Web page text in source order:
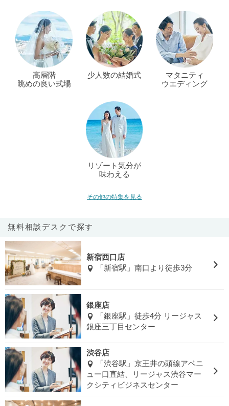
高層階
眺めの良い式場
少人数の結婚式
マタニティ
ウエディング
リゾート気分が
味わえる
その他の特集を見る
無料相談デスクで探す
新宿西口店
「新宿駅」南口より徒歩3分
銀座店
「銀座駅」徒歩4分 リージャス
銀座三丁目センター
渋谷店
「渋谷駅」京王井の頭線アベニ
ュー口直結、リージャス渋谷マー
クシティビジネスセンター